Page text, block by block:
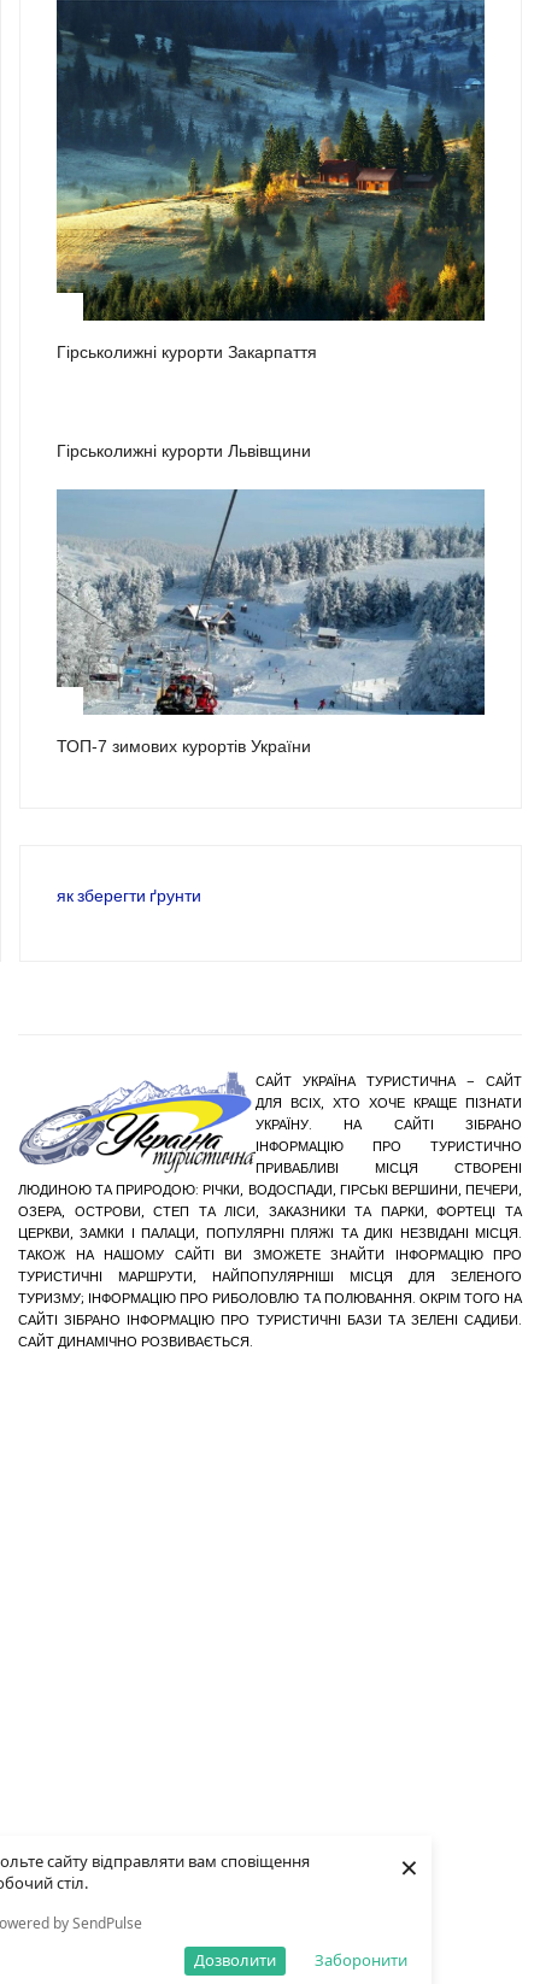
сайту відправляти вам сповіщення
стіл.
by SendPulse
Заборонити
Дозволити
×
Гірськолижні курорти Закарпаття
Гірськолижні курорти Львівщини
ТОП-7 зимових курортів України
як зберегти ґрунти
САЙТ УКРАЇНА ТУРИСТИЧНА – САЙТ
ДЛЯ ВСІХ, ХТО ХОЧЕ КРАЩЕ ПІЗНАТИ
УКРАЇНУ. НА САЙТІ ЗІБРАНО
ІНФОРМАЦІЮ ПРО ТУРИСТИЧНО
ПРИВАБЛИВІ МІСЦЯ СТВОРЕНІ
ЛЮДИНОЮ ТА ПРИРОДОЮ: РІЧКИ, ВОДОСПАДИ, ГІРСЬКІ ВЕРШИНИ, ПЕЧЕРИ,
ОЗЕРА, ОСТРОВИ, СТЕП ТА ЛІСИ, ЗАКАЗНИКИ ТА ПАРКИ, ФОРТЕЦІ ТА
ЦЕРКВИ, ЗАМКИ І ПАЛАЦИ, ПОПУЛЯРНІ ПЛЯЖІ ТА ДИКІ НЕЗВІДАНІ МІСЦЯ.
ТАКОЖ НА НАШОМУ САЙТІ ВИ ЗМОЖЕТЕ ЗНАЙТИ ІНФОРМАЦІЮ ПРО
ТУРИСТИЧНІ МАРШРУТИ, НАЙПОПУЛЯРНІШІ МІСЦЯ ДЛЯ ЗЕЛЕНОГО
ТУРИЗМУ; ІНФОРМАЦІЮ ПРО РИБОЛОВЛЮ ТА ПОЛЮВАННЯ. ОКРІМ ТОГО НА
САЙТІ ЗІБРАНО ІНФОРМАЦІЮ ПРО ТУРИСТИЧНІ БАЗИ ТА ЗЕЛЕНІ САДИБИ.
САЙТ ДИНАМІЧНО РОЗВИВАЄТЬСЯ.